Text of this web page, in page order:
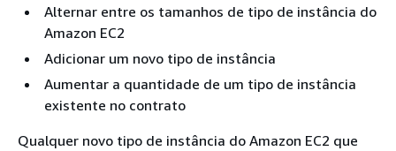
Alternar entre os tamanhos de tipo de instância do
Amazon EC2
Adicionar um novo tipo de instância
Aumentar a quantidade de um tipo de instância
existente no contrato
Qualquer novo tipo de instância do Amazon EC2 que